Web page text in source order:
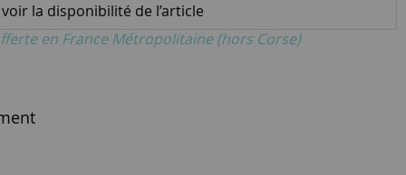
la disponibilité de l’article
en France Métropolitaine (hors Corse)